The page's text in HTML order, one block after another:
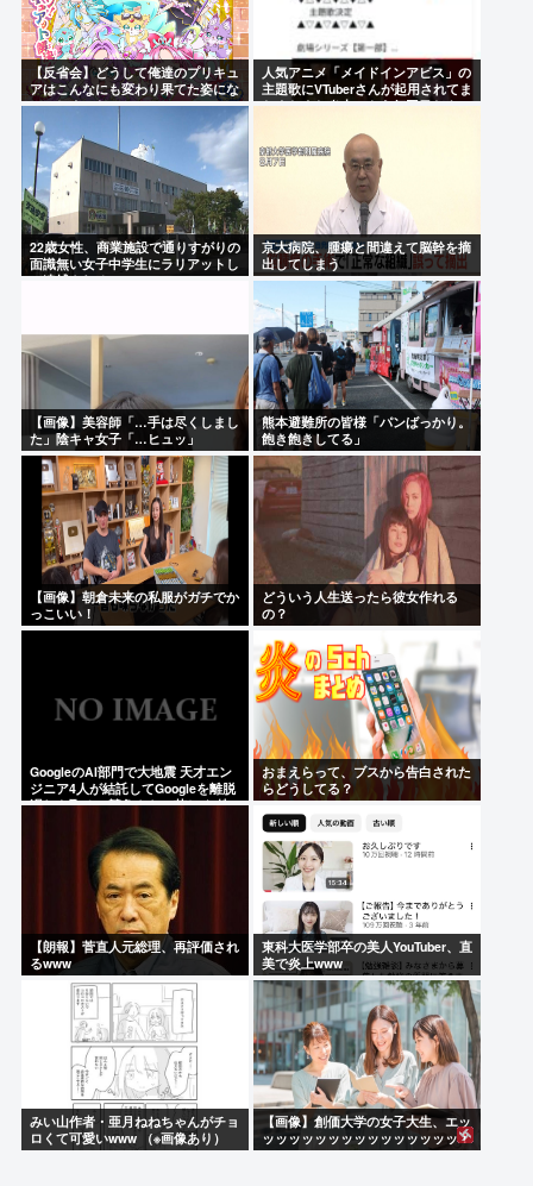
【反省会】どうして俺達のプリキュ
アはこんなにも変わり果てた姿にな
ってしまったのか？
人気アニメ「メイドインアビス」の
主題歌にVTuberさんが起用されてま
たまたまた炎上、もう何回目だよ…
22歳女性、商業施設で通りすがりの
面識無い女子中学生にラリアットし
て逮捕される
京大病院、腫瘍と間違えて脳幹を摘
出してしまう
【画像】美容師「…手は尽くしまし
た」陰キャ女子「…ヒュッ」
熊本避難所の皆様「パンばっかり。
飽き飽きしてる」
【画像】朝倉未来の私服がガチでか
っこいい！
どういう人生送ったら彼女作れる
の？
GoogleのAI部門で大地震 天才エン
ジニア4人が結託してGoogleを離脱
遅れを取るAI競争さらに苦しく 株
おまえらって、ブスから告白された
らどうしてる？
【朗報】菅直人元総理、再評価され
るwww
東科大医学部卒の美人YouTuber、直
美で炎上www
みい山作者・亜月ねねちゃんがチョ
ロくて可愛いwww （※画像あり）
【画像】創価大学の女子大生、エッ
ッッッッッッッッッッッッッッッ！